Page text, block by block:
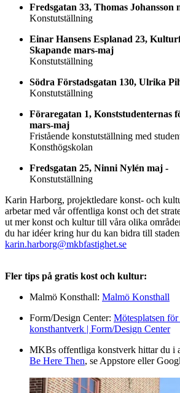
Fredsgatan 33, Thomas Johansson
Konstutställning
Einar Hansens Esplanad 23,
Skapande mars-maj
Konstutställning
Södra Förstadsgatan 130, Ulrika
Konstutställning
Föraregatan 1, Konststudenternas
mars-maj
Fristående konstutställning med
Konsthögskolan
Fredsgatan 25, Ninni Nylén maj -
Konstutställning
Karin Harborg, projektledare konst- och
arbetar med vår offentliga konst och det
ut mer konst och kultur till våra olika
du har idéerkring hur du kan bidra till
karin.harborg@mkbfastighet.se
Fler tips på gratis kost och kultur:
Malmö Konsthall: Malmö Konsthall
Form/Design Center: Mötesplatsen
konsthantverk | Form/Design Center
MKBs offentliga konstverk hittar du i
Be Here Then, se Appstore eller